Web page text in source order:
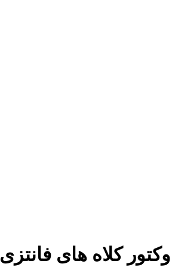
وکتور کلاه های فانتزی